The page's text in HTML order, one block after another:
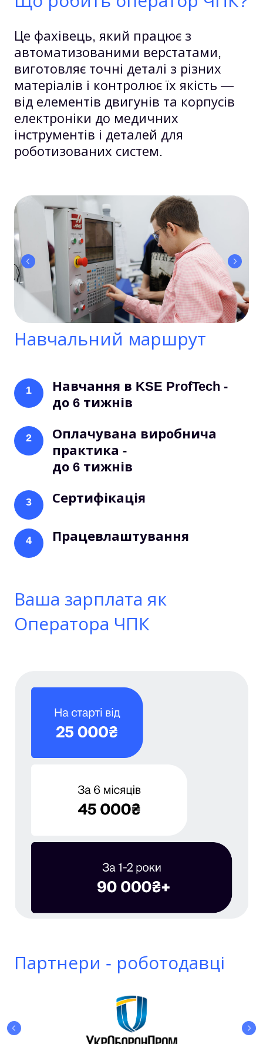
Це фахівець, який працює з
автоматизованими верстатами,
виготовляє точні деталі з різних
матеріалів і контролює їх якість —
від елементів двигунів та корпусів
електроніки до медичних
інструментів і деталей для
роботизованих систем.
Навчальний маршрут
1
Навчання в KSE ProfTech -
до 6 тижнів
2
Оплачувана виробнича
практика -
до 6 тижнів
3 Сертифікація
4 Працевлаштування
Ваша зарплата як
Оператора ЧПК
Партнери - роботодавці